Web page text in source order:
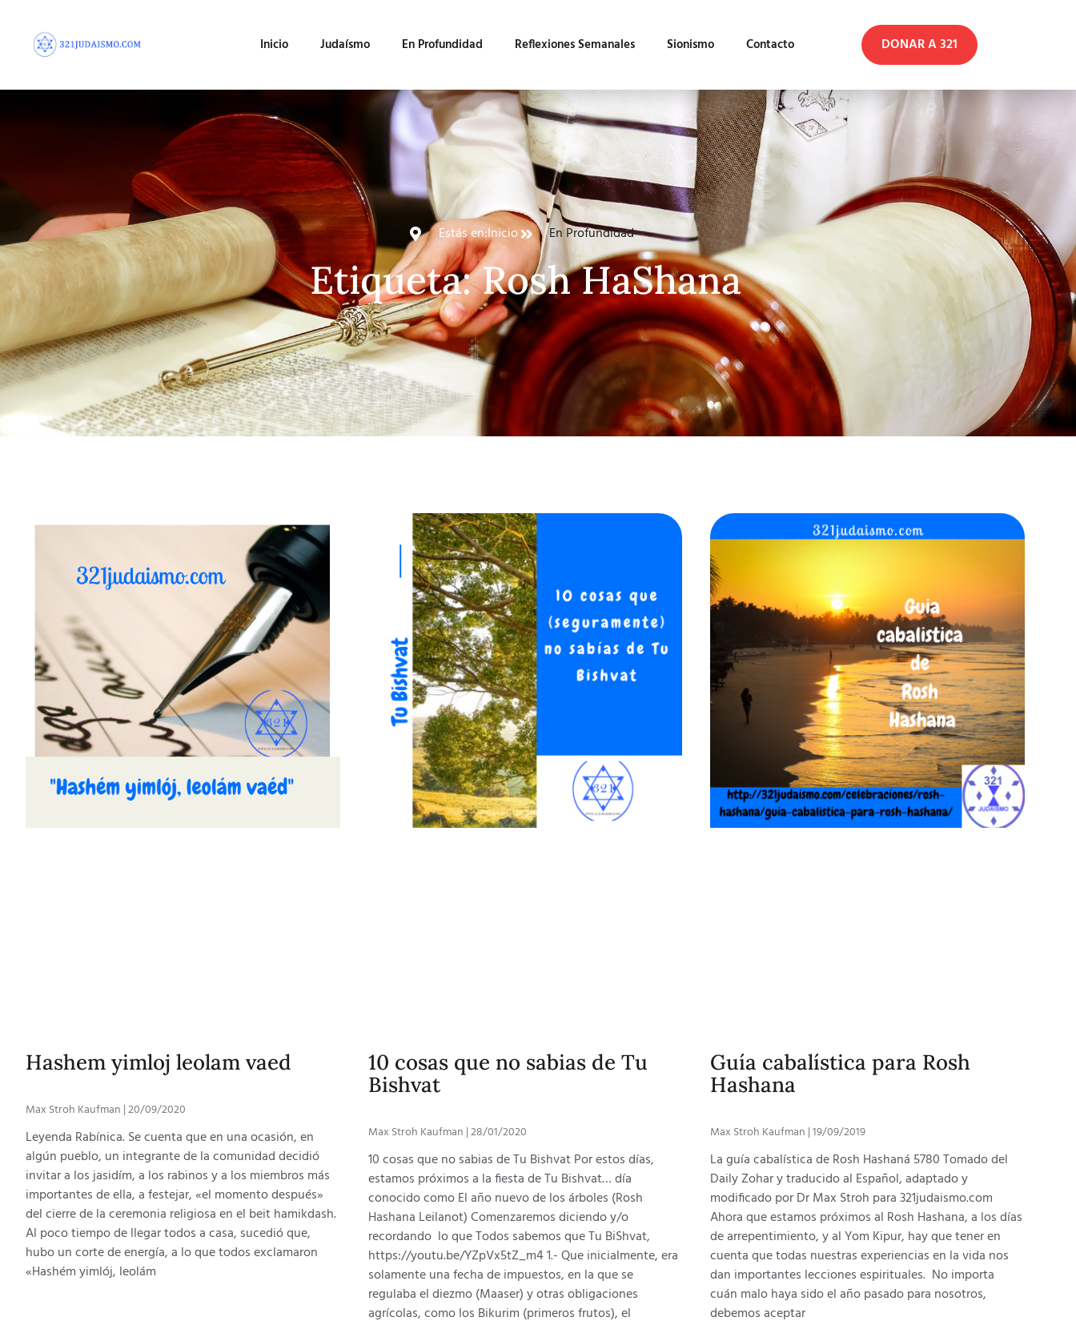
Inicio Judaísmo En Profundidad Reflexiones Semanales Sionismo Contacto DONAR A 321
Estás en:Inicio En Profundidad
Etiqueta: Rosh HaShana
Hashem yimloj leolam vaed
Max Stroh Kaufman 20/09/2020
Leyenda Rabínica. Se cuenta que en una ocasión, en
algún pueblo, un integrante de la comunidad decidió
invitar a los jasidím, a los rabinos y a los miembros más
importantes de ella, a festejar, «el momento después»
del cierre de la ceremonia religiosa en el beit hamikdash.
Al poco tiempo de llegar todos a casa, sucedió que,
hubo un corte de energía, a lo que todos exclamaron
«Hashém yimlój, leolám
10 cosas que no sabias de Tu
Bishvat
Max Stroh Kaufman 28/01/2020
10 cosas que no sabias de Tu Bishvat Por estos días,
estamos próximos a la fiesta de Tu Bishvat… día
conocido como El año nuevo de los árboles (Rosh
Hashana Leilanot) Comenzaremos diciendo y/o
recordando lo que Todos sabemos que Tu BiShvat,
https://youtu.be/YZpVx5tZ_m4 1.- Que inicialmente, era
solamente una fecha de impuestos, en la que se
regulaba el diezmo (Maaser) y otras obligaciones
agrícolas, como los Bikurim (primeros frutos), el
Guía cabalística para Rosh
Hashana
Max Stroh Kaufman 19/09/2019
La guía cabalística de Rosh Hashaná 5780 Tomado del
Daily Zohar y traducido al Español, adaptado y
modificado por Dr Max Stroh para 321judaismo.com
Ahora que estamos próximos al Rosh Hashana, a los días
de arrepentimiento, y al Yom Kipur, hay que tener en
cuenta que todas nuestras experiencias en la vida nos
dan importantes lecciones espirituales. No importa
cuán malo haya sido el año pasado para nosotros,
debemos aceptar